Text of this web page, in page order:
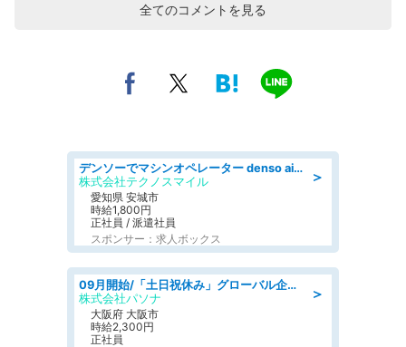
全てのコメントを見る
＞
デンソーでマシンオペレーター denso aichi
株式会社テクノスマイル
愛知県 安城市
時給1,800円
正社員 / 派遣社員
スポンサー：求人ボックス
＞
09月開始/「土日祝休み」グローバル企業での産業保健のお仕事/保健師/高時給/残業なし/服装自由
株式会社パソナ
大阪府 大阪市
時給2,300円
正社員